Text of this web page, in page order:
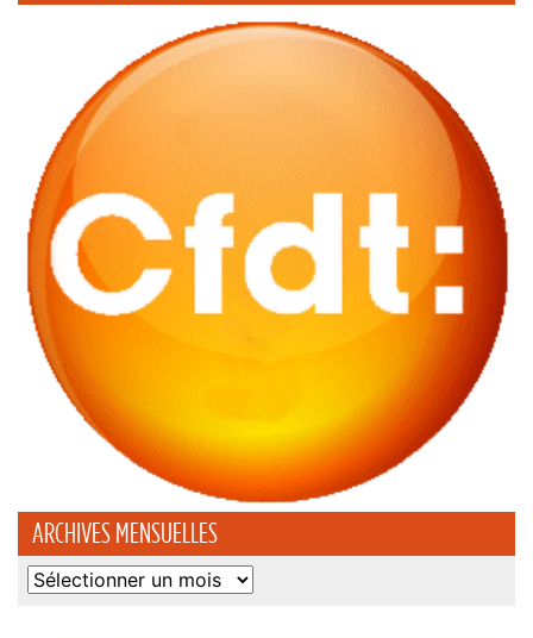
ARCHIVES MENSUELLES
Archives